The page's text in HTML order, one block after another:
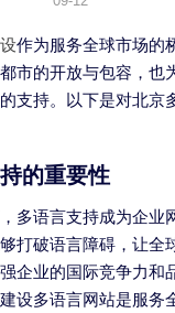
作为服务全球市场的
市的开放与包容，也
支持。以下是对北京
的重要性
多语言支持成为企业
打破语言障碍，让全
企业的国际竞争力和
设多语言网站是服务